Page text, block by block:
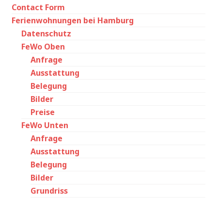
Contact Form
Ferienwohnungen bei Hamburg
Datenschutz
FeWo Oben
Anfrage
Ausstattung
Belegung
Bilder
Preise
FeWo Unten
Anfrage
Ausstattung
Belegung
Bilder
Grundriss